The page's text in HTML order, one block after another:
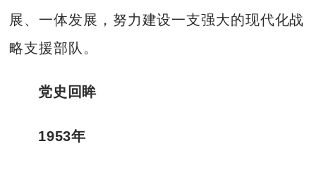
展、一体发展，努力建设一支强大的现代化战
略支援部队。
党史回眸
1953年